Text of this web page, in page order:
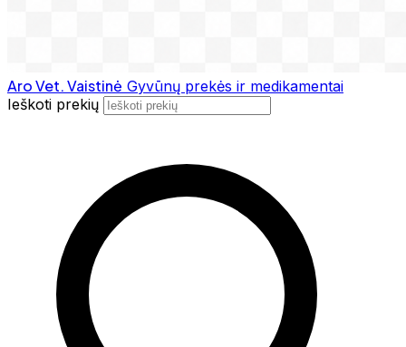
Aro Vet. Vaistinė Gyvūnų prekės ir medikamentai
Ieškoti prekių